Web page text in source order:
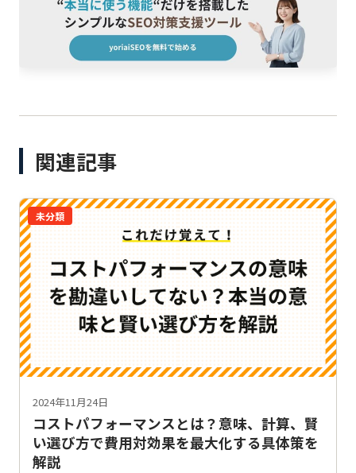
関連記事
未分類
2024年11月24日
コストパフォーマンスとは？意味、計算、賢
い選び方で費用対効果を最大化する具体策を
解説